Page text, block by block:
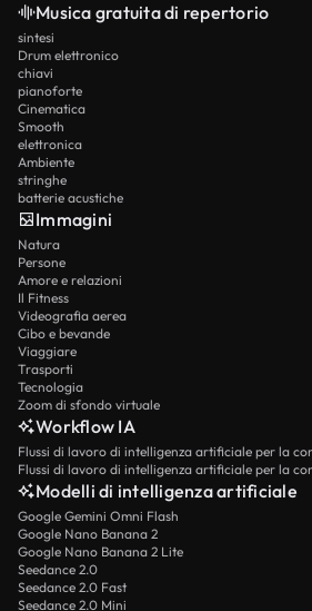
Musica gratuita di repertorio
sintesi
Drum elettronico
chiavi
pianoforte
Cinematica
Smooth
elettronica
Ambiente
stringhe
batterie acustiche
Immagini
Natura
Persone
Amore e relazioni
Il Fitness
Videografia aerea
Cibo e bevande
Viaggiare
Trasporti
Tecnologia
Zoom di sfondo virtuale
Workflow IA
Flussi di lavoro di intelligenza artificiale per la
Modelli di intelligenza artificiale
Google Gemini Omni Flash
Google Nano Banana 2
Google Nano Banana 2 Lite
Seedance 2.0
Seedance 2.0 Fast
Seedance 2.0 Mini